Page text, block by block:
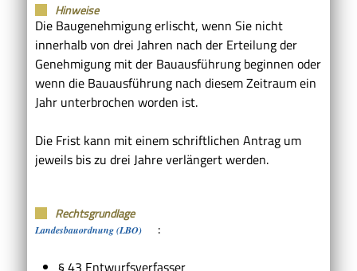
Hinweise
Die Baugenehmigung erlischt, wenn Sie nicht
innerhalb von drei Jahren nach der Erteilung der
Genehmigung mit der Bauausführung beginnen oder
wenn die Bauausführung nach diesem Zeitraum ein
Jahr unterbrochen worden ist.
Die Frist kann mit einem schriftlichen Antrag um
jeweils bis zu drei Jahre verlängert werden.
Rechtsgrundlage
Landesbauordnung (LBO)
:
§ 43 Entwurfsverfasser